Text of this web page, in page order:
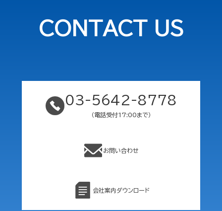
CONTACT US
03-5642-8778
（電話受付17:00まで）
お問い合わせ
会社案内ダウンロード